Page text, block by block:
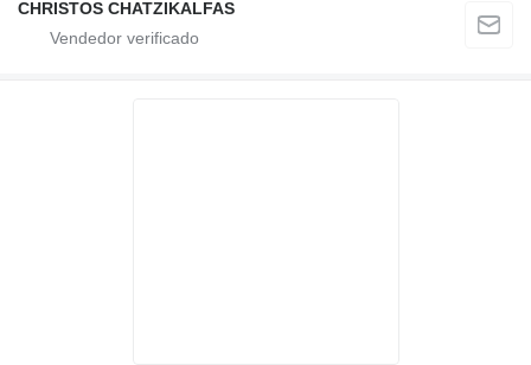
CHRISTOS CHATZIKALFAS